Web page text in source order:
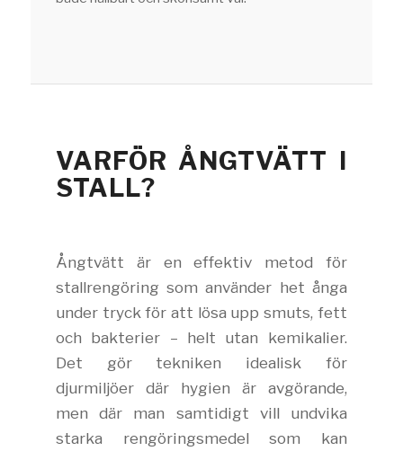
VARFÖR ÅNGTVÄTT I
STALL?
Ångtvätt är en effektiv metod för
stallrengöring som använder het ånga
under tryck för att lösa upp smuts, fett
och bakterier – helt utan kemikalier.
Det gör tekniken idealisk för
djurmiljöer där hygien är avgörande,
men där man samtidigt vill undvika
starka rengöringsmedel som kan